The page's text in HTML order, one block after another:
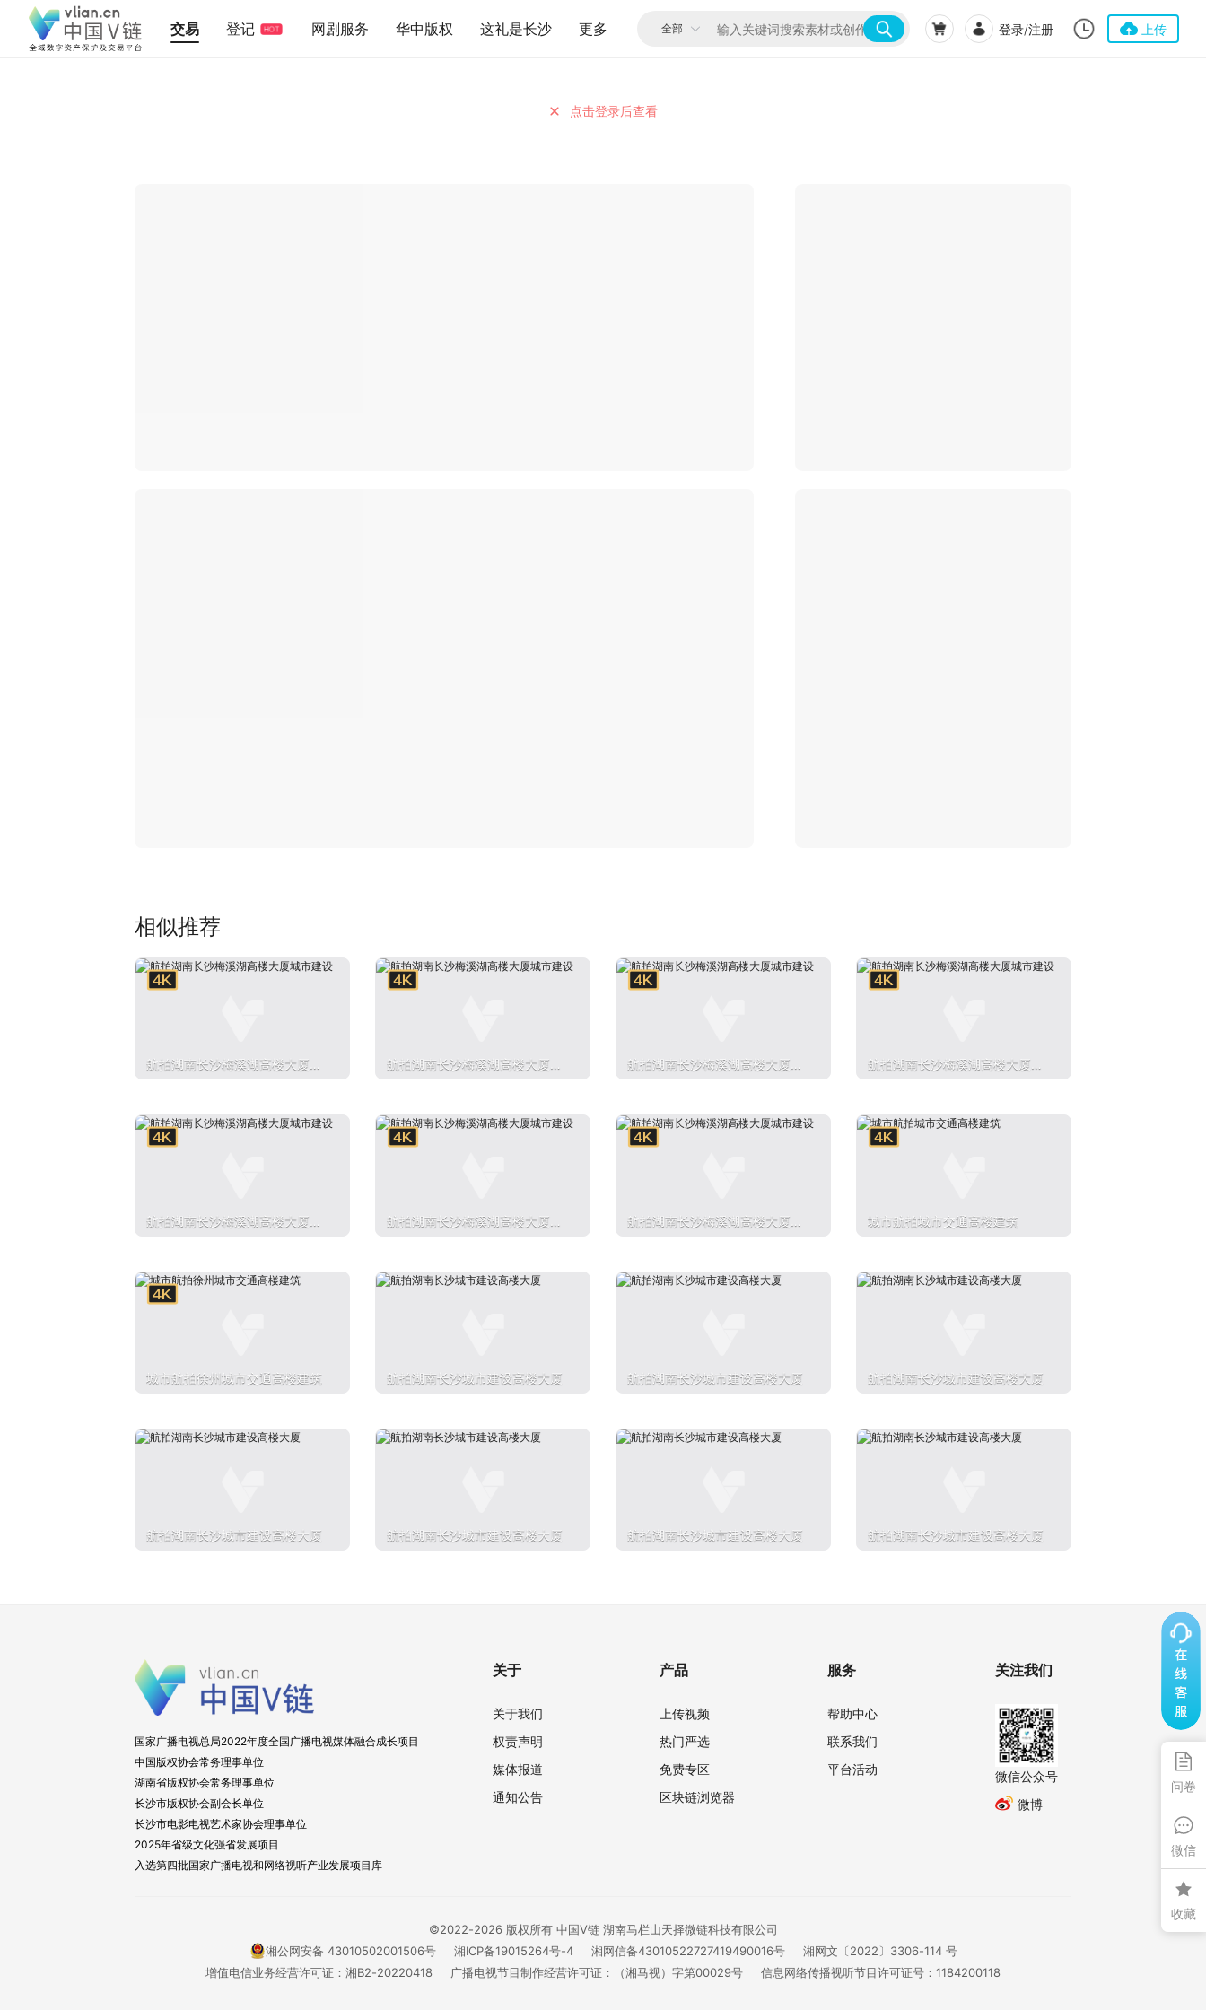
交易 登记 HOT 网剧服务 华中版权 这礼是长沙 更多 登录/注册 上传
点击登录后查看
相似推荐
航拍湖南长沙梅溪湖高楼大厦城
航拍湖南长沙梅溪湖高楼大厦城
航拍湖南长沙梅溪湖高楼大厦城
航拍湖南长沙梅溪湖高楼大厦城
航拍湖南长沙梅溪湖高楼大厦城
航拍湖南长沙梅溪湖高楼大厦城
航拍湖南长沙梅溪湖高楼大厦城
城市航拍城市交通高楼建筑
城市航拍徐州城市交通高楼建筑 航拍湖南长沙城市建设高楼大厦 航拍湖南长沙城市建设高楼大厦 航拍湖南长沙城市建设高楼大厦
航拍湖南长沙城市建设高楼大厦 航拍湖南长沙城市建设高楼大厦 航拍湖南长沙城市建设高楼大厦 航拍湖南长沙城市建设高楼大厦
问卷
微信
收藏
国家广播电视总局2022年度全国广播电视媒体融合成长项目
中国版权协会常务理事单位
湖南省版权协会常务理事单位
长沙市版权协会副会长单位
长沙市电影电视艺术家协会理事单位
2025年省级文化强省发展项目
入选第四批国家广播电视和网络视听产业发展项目库
关于
关于我们
权责声明
媒体报道
通知公告
产品
上传视频
热门严选
免费专区
区块链浏览器
服务
帮助中心
联系我们
平台活动
关注我们
微信公众号
微博
©2022-2026 版权所有 中国V链 湖南马栏山天择微链科技有限公司
湘公网安备 43010502001506号
湘ICP备19015264号-4 湘网信备43010522727419490016号
湘网文〔2022〕3306-114 号
增值电信业务经营许可证：湘B2-20220418
广播电视节目制作经营许可证：（湘马视）字第00029号 信息网络传播视听节目许可证号：1184200118